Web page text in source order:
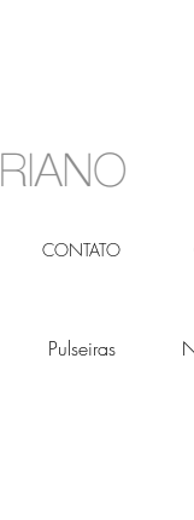
CONTATO
Pulseiras